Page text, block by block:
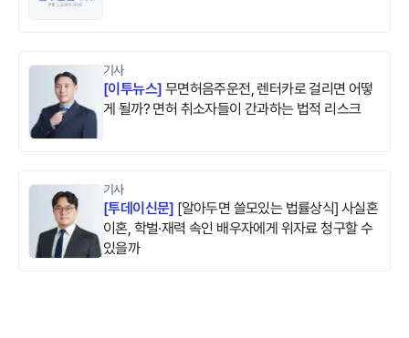
기사
[이투뉴스]무면허음주운전, 렌터카로 걸리면 어떻
게 될까? 면허 취소자들이 간과하는 법적 리스크
기사
[투데이신문] [알아두면 쓸모있는 법률상식] 사실혼
이혼, 학벌·재력 속인 배우자에게 위자료 청구할 수
있을까